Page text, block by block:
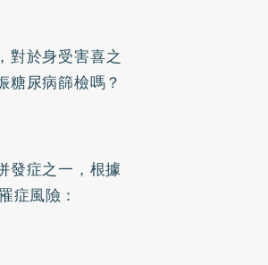
對於身受害喜之
糖尿病篩檢嗎？
發症之一，根據
症風險：